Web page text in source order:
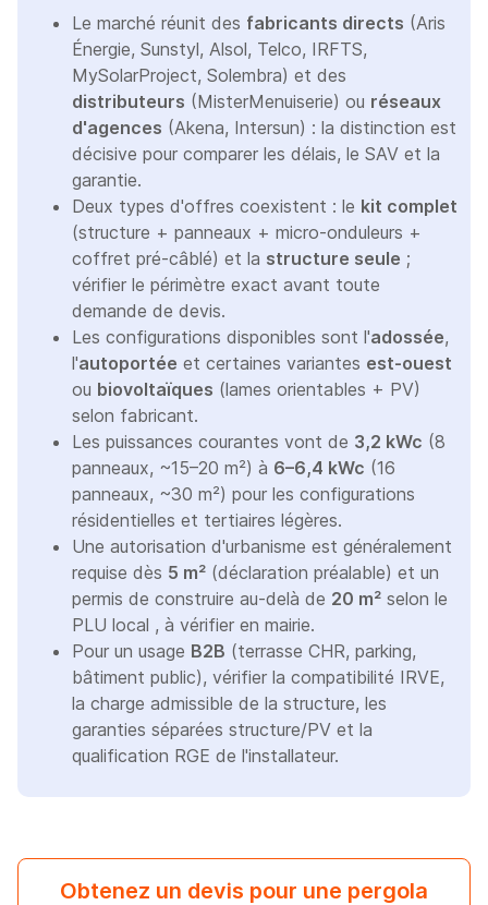
Le marché réunit des fabricants directs (Aris
Énergie, Sunstyl, Alsol, Telco, IRFTS,
MySolarProject, Solembra) et des
distributeurs (MisterMenuiserie) ou réseaux
d'agences (Akena, Intersun) : la distinction est
décisive pour comparer les délais, le SAV et la
garantie.
Deux types d'offres coexistent : le kit complet
(structure + panneaux + micro-onduleurs +
coffret pré-câblé) et la structure seule ;
vérifier le périmètre exact avant toute
demande de devis.
Les configurations disponibles sont l'adossée,
l'autoportée et certaines variantes est-ouest
ou biovoltaïques (lames orientables + PV)
selon fabricant.
Les puissances courantes vont de 3,2 kWc (8
panneaux, ~15–20 m²) à 6–6,4 kWc (16
panneaux, ~30 m²) pour les configurations
résidentielles et tertiaires légères.
Une autorisation d'urbanisme est généralement
requise dès 5 m² (déclaration préalable) et un
permis de construire au-delà de 20 m² selon le
PLU local , à vérifier en mairie.
Pour un usage B2B (terrasse CHR, parking,
bâtiment public), vérifier la compatibilité IRVE,
la charge admissible de la structure, les
garanties séparées structure/PV et la
qualification RGE de l'installateur.
Obtenez un devis pour une pergola